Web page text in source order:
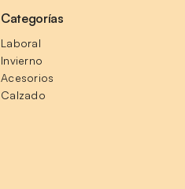
Categorías
Laboral
Invierno
Acesorios
Calzado